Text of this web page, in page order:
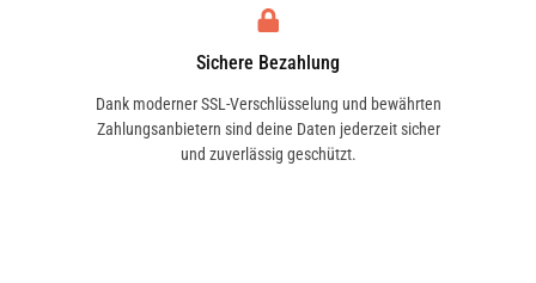
Sichere Bezahlung
Dank moderner SSL-Verschlüsselung und bewährten
Zahlungsanbietern sind deine Daten jederzeit sicher
und zuverlässig geschützt.